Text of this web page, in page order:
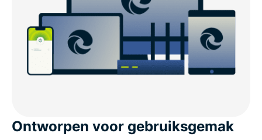
Ontworpen voor gebruiksgemak